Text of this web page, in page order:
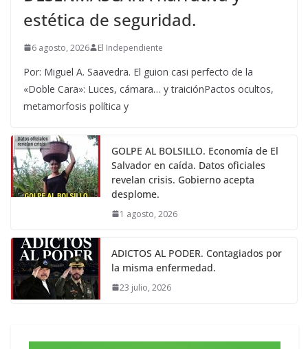
estética de seguridad.
6 agosto, 2026 El Independiente
Por: Miguel A. Saavedra. El guion casi perfecto de la
«Doble Cara»: Luces, cámara… y traiciónPactos ocultos,
metamorfosis política y
GOLPE AL BOLSILLO. Economía de El
Salvador en caída. Datos oficiales
revelan crisis. Gobierno acepta
desplome.
1 agosto, 2026
ADICTOS AL PODER. Contagiados por
la misma enfermedad.
23 julio, 2026